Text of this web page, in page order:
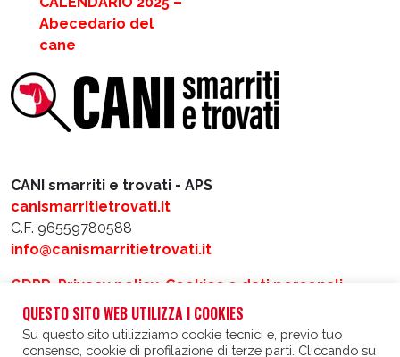
CANI smarriti e trovati - APS
canismarritietrovati.it
C.F. 96559780588
info@canismarritietrovati.it
GDPR, Privacy policy, Cookies e dati personali
Realizzato daIntergrafe Matacotti Design
Abecedario del
cane
QUESTO SITO WEB UTILIZZA I COOKIES
Su questo sito utilizziamo cookie tecnici e, previo tuo
consenso, cookie di profilazione di terze parti. Cliccando su